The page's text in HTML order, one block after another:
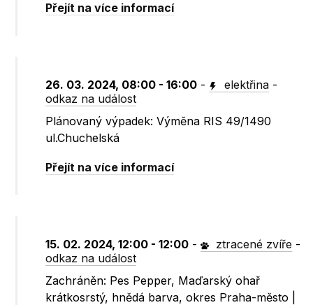
Přejít na více informací
26. 03. 2024, 08:00 - 16:00 - elektřina -
odkaz na událost
Plánovaný výpadek: Výměna RIS 49/1490
ul.Chuchelská
Přejít na více informací
15. 02. 2024, 12:00 - 12:00 - ztracené zvíře -
odkaz na událost
Zachráněn: Pes Pepper, Maďarský ohař
krátkosrstý, hnědá barva, okres Praha-město |